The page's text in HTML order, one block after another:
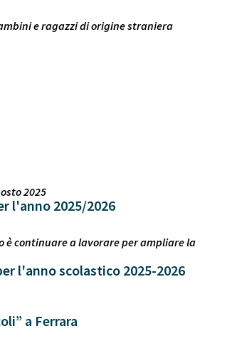
e ragazzi di origine straniera
2025
l'anno 2025/2026
è continuare a lavorare per ampliare la
l'anno scolastico 2025-2026
a Ferrara